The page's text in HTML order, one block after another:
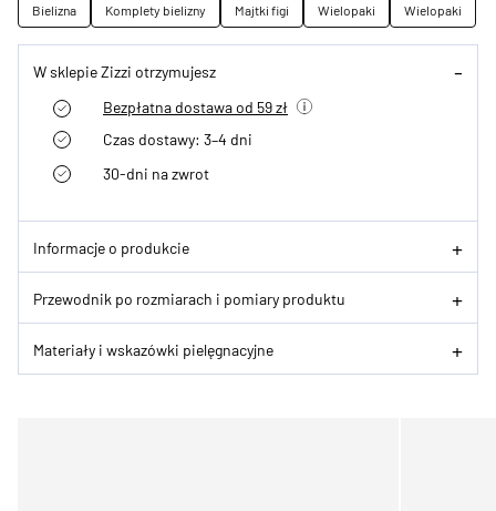
Bielizna Komplety bielizny Majtki figi Wielopaki Wielopaki
W sklepie Zizzi otrzymujesz
Bezpłatna dostawa od 59 zł
Czas dostawy: 3–4 dni
30-dni na zwrot
Informacje o produkcie
Przewodnik po rozmiarach i pomiary produktu
Materiały i wskazówki pielęgnacyjne